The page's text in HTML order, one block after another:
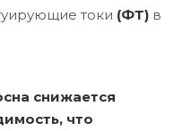
токи (ФТ) в
снижается
что